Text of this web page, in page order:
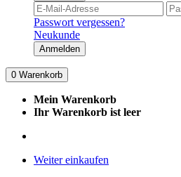
Passwort vergessen?
Neukunde
Anmelden
0 Warenkorb
Mein Warenkorb
Ihr Warenkorb ist leer
Weiter einkaufen